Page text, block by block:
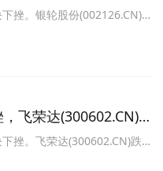
挫。银轮股份(002126.CN)跌
达(300602.CN)跌2.76%报
报21.32元，富临精工
飞荣达(300602.CN)跌
挫。飞荣达(300602.CN)跌